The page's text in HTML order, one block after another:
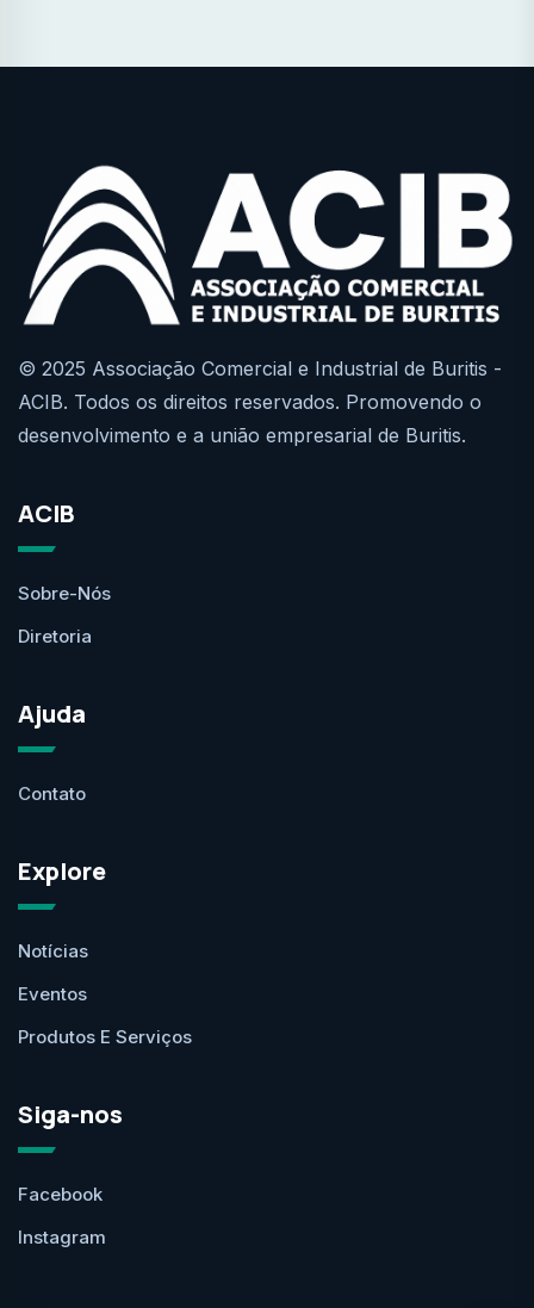
© 2025 Associação Comercial e Industrial de Buritis -
ACIB. Todos os direitos reservados. Promovendo o
desenvolvimento e a união empresarial de Buritis.
ACIB
Sobre-Nós
Diretoria
Ajuda
Contato
Explore
Notícias
Eventos
Produtos E Serviços
Siga-nos
Facebook
Instagram